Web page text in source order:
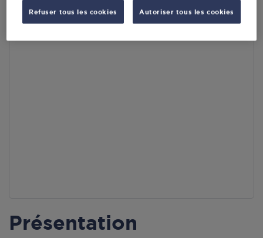
Présentation
Refuser tous les cookies Autoriser tous les cookies